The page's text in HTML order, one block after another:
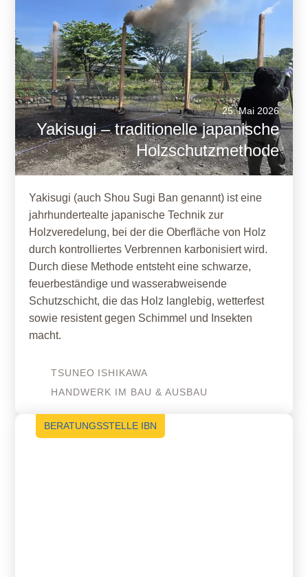
25. Mai 2026
Yakisugi – traditionelle japanische
Holzschutzmethode
Yakisugi (auch Shou Sugi Ban genannt) ist eine
jahrhundertealte japanische Technik zur
Holzveredelung, bei der die Oberfläche von Holz
durch kontrolliertes Verbrennen karbonisiert wird.
Durch diese Methode entsteht eine schwarze,
feuerbeständige und wasserabweisende
Schutzschicht, die das Holz langlebig, wetterfest
sowie resistent gegen Schimmel und Insekten
macht.
TSUNEO ISHIKAWA
HANDWERK IM BAU & AUSBAU